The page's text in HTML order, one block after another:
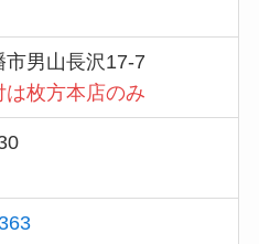
市男山長沢17-7
枚方本店のみ